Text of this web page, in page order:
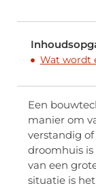
Wat wordt
Een
manier om
verstandig
droomhuis
van een
situatie is